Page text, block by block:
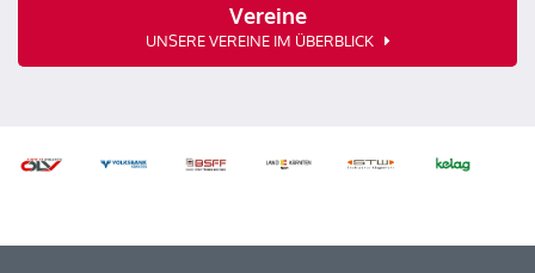
Vereine
UNSERE VEREINE IM ÜBERBLICK